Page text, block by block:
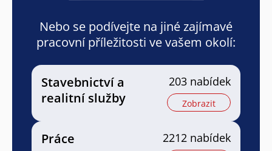
Nebo se podívejte na jiné zajímavé
pracovní příležitosti ve vašem okolí:
Stavebnictví a
realitní služby
203 nabídek
Zobrazit
Práce 2212 nabídek